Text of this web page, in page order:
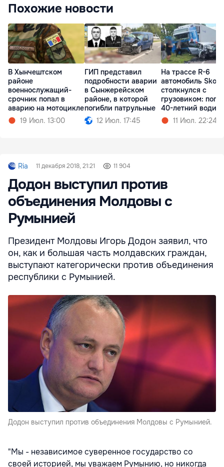
Похожие новости
В Хынчештском
районе
военнослужащий-
срочник попал в
аварию на мотоцикле
19 Июл. 13:00
ГИП представил
подробности аварии
в Сынжерейском
районе, в которой
погибли патрульные
12 Июл. 17:45
На трассе R-6
автомобиль
столкнулся с
грузовиком:
40-летний
11 Июл. 22:24
Ria 11 декабря 2018, 21:21 11 904
Додон выступил против
объединения Молдовы с
Румынией
Президент Молдовы Игорь Додон заявил, что
он, как и большая часть молдавских граждан,
выступают категорически против объединения
республики с Румынией.
Додон выступил против объединения Молдовы с Румынией.
"Мы - независимое суверенное государство со
своей историей, мы уважаем Румынию, но никогда